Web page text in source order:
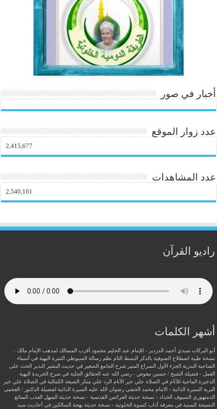
أخبار في صور
عدد زوار الموقع
2,415,677
عدد المشاهدات
2,540,161
راديو القرآن
أشهر الكلمات
أبو البركات سيدي أحمد الدردير - للإمام عبد الحليم محمود
أقرب المسالك لمذهب الإمام مالك -
نسخة طيبة اصطلاح الصوفية بالذكر البسط التام نظم رسالة السيوطي
الثمرة البهية في أسماء
الصاحبة البدرية
الجزء الأول السراج المنير شرح الجامع الصغير في حديث البشير النذير
الحث على
العمل - فضيلة الشيخ / حسين معوض - رضي الله عنه
الحقائق الجلية في شرح الخريدة البهية
الذخيرة الماحية للآثام في الصلاة علي خير الأنام
الرد علي منكر الصيغة الكمالية في الصلاة علي خير
البرية
السيرة الذاتية - الامام محمد الحفنى رضوان الله عليه
السيرة الذاتية لفضيلة الدكتور / العجمي
الدمنهوري
السيوف الحداد - نسخة حديثة العرائس القدسية - نسخة حديثة
المنهل العذب السائغ
النصيحة السنية في معرفة آداب كسوة الخلوتية - نسخة حديثة بهجة السالكين في أحاديث سيد